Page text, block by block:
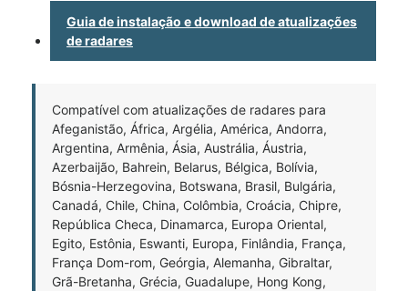
Guia de instalação e download de atualizações
de radares
Compatível com atualizações de radares para
Afeganistão, África, Argélia, América, Andorra,
Argentina, Armênia, Ásia, Austrália, Áustria,
Azerbaijão, Bahrein, Belarus, Bélgica, Bolívia,
Bósnia-Herzegovina, Botswana, Brasil, Bulgária,
Canadá, Chile, China, Colômbia, Croácia, Chipre,
República Checa, Dinamarca, Europa Oriental,
Egito, Estônia, Eswanti, Europa, Finlândia, França,
França Dom-rom, Geórgia, Alemanha, Gibraltar,
Grã-Bretanha, Grécia, Guadalupe, Hong Kong,